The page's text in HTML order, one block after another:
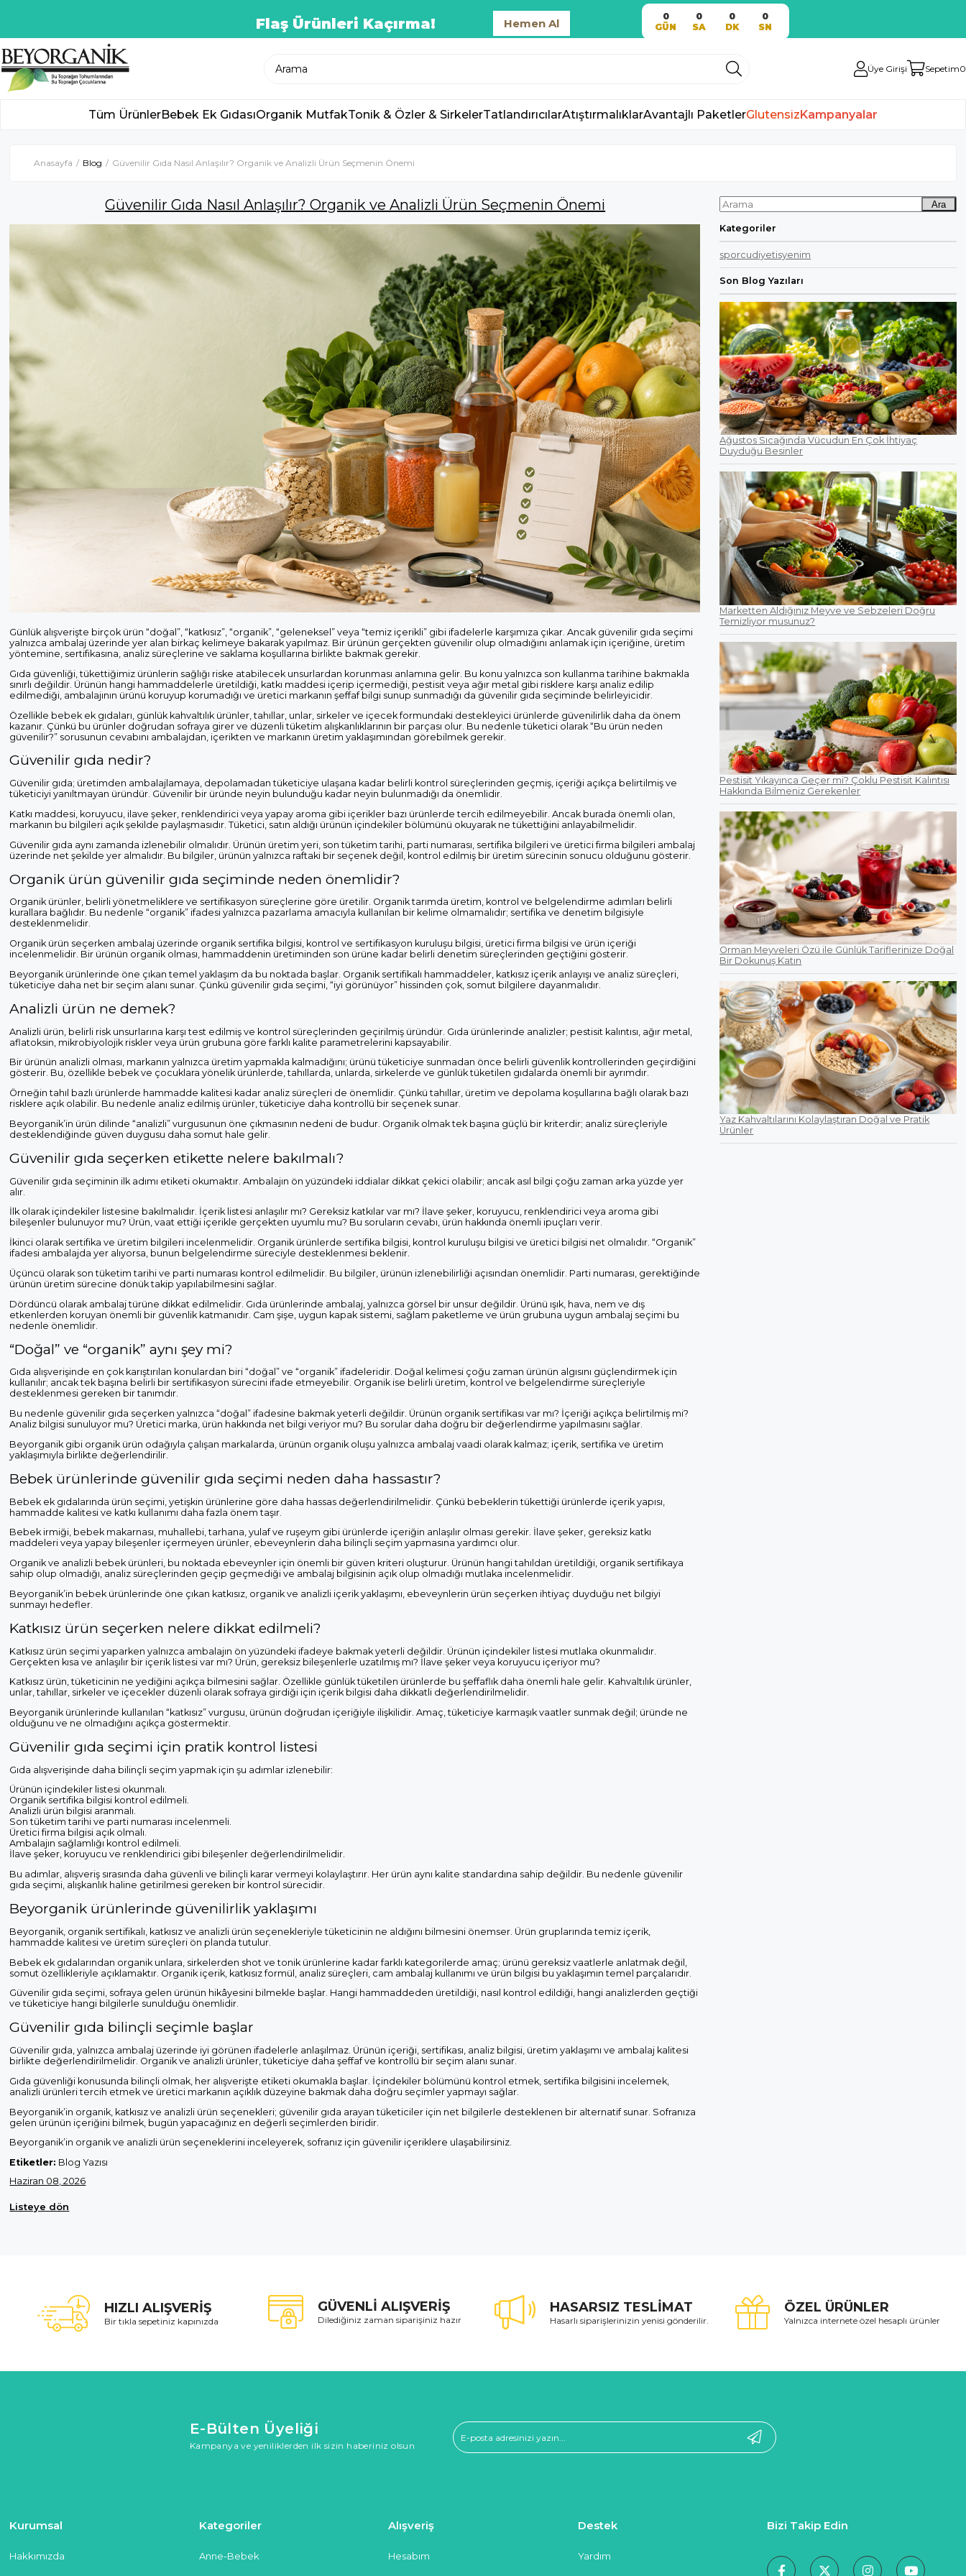
Flaş Ürünleri Kaçırma! Hemen Al
0
GÜN
0
SA
0
DK
0
SN
Üye Girişi Sepetim0
Tüm ÜrünlerBebek Ek GıdasıOrganik MutfakTonik & Özler & SirkelerTatlandırıcılarAtıştırmalıklarAvantajlı PaketlerGlutensizKampanyalar
Anasayfa Blog Güvenilir Gıda Nasıl Anlaşılır? Organik ve Analizli Ürün Seçmenin Önemi
Güvenilir Gıda Nasıl Anlaşılır? Organik ve Analizli Ürün Seçmenin Önemi
Günlük alışverişte birçok ürün “doğal”, “katkısız”, “organik”, “geleneksel” veya “temiz içerikli” gibi ifadelerle karşımıza çıkar. Ancak güvenilir gıda seçimi
yalnızca ambalaj üzerinde yer alan birkaç kelimeye bakarak yapılmaz. Bir ürünün gerçekten güvenilir olup olmadığını anlamak için içeriğine, üretim
yöntemine, sertifikasına, analiz süreçlerine ve saklama koşullarına birlikte bakmak gerekir.
Gıda güvenliği, tükettiğimiz ürünlerin sağlığı riske atabilecek unsurlardan korunması anlamına gelir. Bu konu yalnızca son kullanma tarihine bakmakla
sınırlı değildir. Ürünün hangi hammaddelerle üretildiği, katkı maddesi içerip içermediği, pestisit veya ağır metal gibi risklere karşı analiz edilip
edilmediği, ambalajının ürünü koruyup korumadığı ve üretici markanın şeffaf bilgi sunup sunmadığı da güvenilir gıda seçiminde belirleyicidir.
Özellikle bebek ek gıdaları, günlük kahvaltılık ürünler, tahıllar, unlar, sirkeler ve içecek formundaki destekleyici ürünlerde güvenilirlik daha da önem
kazanır. Çünkü bu ürünler doğrudan sofraya girer ve düzenli tüketim alışkanlıklarının bir parçası olur. Bu nedenle tüketici olarak “Bu ürün neden
güvenilir?” sorusunun cevabını ambalajdan, içerikten ve markanın üretim yaklaşımından görebilmek gerekir.
Güvenilir gıda nedir?
Güvenilir gıda; üretimden ambalajlamaya, depolamadan tüketiciye ulaşana kadar belirli kontrol süreçlerinden geçmiş, içeriği açıkça belirtilmiş ve
tüketiciyi yanıltmayan üründür. Güvenilir bir üründe neyin bulunduğu kadar neyin bulunmadığı da önemlidir.
Katkı maddesi, koruyucu, ilave şeker, renklendirici veya yapay aroma gibi içerikler bazı ürünlerde tercih edilmeyebilir. Ancak burada önemli olan,
markanın bu bilgileri açık şekilde paylaşmasıdır. Tüketici, satın aldığı ürünün içindekiler bölümünü okuyarak ne tükettiğini anlayabilmelidir.
Güvenilir gıda aynı zamanda izlenebilir olmalıdır. Ürünün üretim yeri, son tüketim tarihi, parti numarası, sertifika bilgileri ve üretici firma bilgileri ambalaj
üzerinde net şekilde yer almalıdır. Bu bilgiler, ürünün yalnızca raftaki bir seçenek değil, kontrol edilmiş bir üretim sürecinin sonucu olduğunu gösterir.
Organik ürün güvenilir gıda seçiminde neden önemlidir?
Organik ürünler, belirli yönetmeliklere ve sertifikasyon süreçlerine göre üretilir. Organik tarımda üretim, kontrol ve belgelendirme adımları belirli
kurallara bağlıdır. Bu nedenle “organik” ifadesi yalnızca pazarlama amacıyla kullanılan bir kelime olmamalıdır; sertifika ve denetim bilgisiyle
desteklenmelidir.
Organik ürün seçerken ambalaj üzerinde organik sertifika bilgisi, kontrol ve sertifikasyon kuruluşu bilgisi, üretici firma bilgisi ve ürün içeriği
incelenmelidir. Bir ürünün organik olması, hammaddenin üretiminden son ürüne kadar belirli denetim süreçlerinden geçtiğini gösterir.
Beyorganik ürünlerinde öne çıkan temel yaklaşım da bu noktada başlar. Organik sertifikalı hammaddeler, katkısız içerik anlayışı ve analiz süreçleri,
tüketiciye daha net bir seçim alanı sunar. Çünkü güvenilir gıda seçimi, “iyi görünüyor” hissinden çok, somut bilgilere dayanmalıdır.
Analizli ürün ne demek?
Analizli ürün, belirli risk unsurlarına karşı test edilmiş ve kontrol süreçlerinden geçirilmiş üründür. Gıda ürünlerinde analizler; pestisit kalıntısı, ağır metal,
aflatoksin, mikrobiyolojik riskler veya ürün grubuna göre farklı kalite parametrelerini kapsayabilir.
Bir ürünün analizli olması, markanın yalnızca üretim yapmakla kalmadığını; ürünü tüketiciye sunmadan önce belirli güvenlik kontrollerinden geçirdiğini
gösterir. Bu, özellikle bebek ve çocuklara yönelik ürünlerde, tahıllarda, unlarda, sirkelerde ve günlük tüketilen gıdalarda önemli bir ayrımdır.
Örneğin tahıl bazlı ürünlerde hammadde kalitesi kadar analiz süreçleri de önemlidir. Çünkü tahıllar, üretim ve depolama koşullarına bağlı olarak bazı
risklere açık olabilir. Bu nedenle analiz edilmiş ürünler, tüketiciye daha kontrollü bir seçenek sunar.
Beyorganik’in ürün dilinde “analizli” vurgusunun öne çıkmasının nedeni de budur. Organik olmak tek başına güçlü bir kriterdir; analiz süreçleriyle
desteklendiğinde güven duygusu daha somut hale gelir.
Güvenilir gıda seçerken etikette nelere bakılmalı?
Güvenilir gıda seçiminin ilk adımı etiketi okumaktır. Ambalajın ön yüzündeki iddialar dikkat çekici olabilir; ancak asıl bilgi çoğu zaman arka yüzde yer
alır.
İlk olarak içindekiler listesine bakılmalıdır. İçerik listesi anlaşılır mı? Gereksiz katkılar var mı? İlave şeker, koruyucu, renklendirici veya aroma gibi
bileşenler bulunuyor mu? Ürün, vaat ettiği içerikle gerçekten uyumlu mu? Bu soruların cevabı, ürün hakkında önemli ipuçları verir.
İkinci olarak sertifika ve üretim bilgileri incelenmelidir. Organik ürünlerde sertifika bilgisi, kontrol kuruluşu bilgisi ve üretici bilgisi net olmalıdır. “Organik”
ifadesi ambalajda yer alıyorsa, bunun belgelendirme süreciyle desteklenmesi beklenir.
Üçüncü olarak son tüketim tarihi ve parti numarası kontrol edilmelidir. Bu bilgiler, ürünün izlenebilirliği açısından önemlidir. Parti numarası, gerektiğinde
ürünün üretim sürecine dönük takip yapılabilmesini sağlar.
Dördüncü olarak ambalaj türüne dikkat edilmelidir. Gıda ürünlerinde ambalaj, yalnızca görsel bir unsur değildir. Ürünü ışık, hava, nem ve dış
etkenlerden koruyan önemli bir güvenlik katmanıdır. Cam şişe, uygun kapak sistemi, sağlam paketleme ve ürün grubuna uygun ambalaj seçimi bu
nedenle önemlidir.
“Doğal” ve “organik” aynı şey mi?
Gıda alışverişinde en çok karıştırılan konulardan biri “doğal” ve “organik” ifadeleridir. Doğal kelimesi çoğu zaman ürünün algısını güçlendirmek için
kullanılır; ancak tek başına belirli bir sertifikasyon sürecini ifade etmeyebilir. Organik ise belirli üretim, kontrol ve belgelendirme süreçleriyle
desteklenmesi gereken bir tanımdır.
Bu nedenle güvenilir gıda seçerken yalnızca “doğal” ifadesine bakmak yeterli değildir. Ürünün organik sertifikası var mı? İçeriği açıkça belirtilmiş mi?
Analiz bilgisi sunuluyor mu? Üretici marka, ürün hakkında net bilgi veriyor mu? Bu sorular daha doğru bir değerlendirme yapılmasını sağlar.
Beyorganik gibi organik ürün odağıyla çalışan markalarda, ürünün organik oluşu yalnızca ambalaj vaadi olarak kalmaz; içerik, sertifika ve üretim
yaklaşımıyla birlikte değerlendirilir.
Bebek ürünlerinde güvenilir gıda seçimi neden daha hassastır?
Bebek ek gıdalarında ürün seçimi, yetişkin ürünlerine göre daha hassas değerlendirilmelidir. Çünkü bebeklerin tükettiği ürünlerde içerik yapısı,
hammadde kalitesi ve katkı kullanımı daha fazla önem taşır.
Bebek irmiği, bebek makarnası, muhallebi, tarhana, yulaf ve ruşeym gibi ürünlerde içeriğin anlaşılır olması gerekir. İlave şeker, gereksiz katkı
maddeleri veya yapay bileşenler içermeyen ürünler, ebeveynlerin daha bilinçli seçim yapmasına yardımcı olur.
Organik ve analizli bebek ürünleri, bu noktada ebeveynler için önemli bir güven kriteri oluşturur. Ürünün hangi tahıldan üretildiği, organik sertifikaya
sahip olup olmadığı, analiz süreçlerinden geçip geçmediği ve ambalaj bilgisinin açık olup olmadığı mutlaka incelenmelidir.
Beyorganik’in bebek ürünlerinde öne çıkan katkısız, organik ve analizli içerik yaklaşımı, ebeveynlerin ürün seçerken ihtiyaç duyduğu net bilgiyi
sunmayı hedefler.
Katkısız ürün seçerken nelere dikkat edilmeli?
Katkısız ürün seçimi yaparken yalnızca ambalajın ön yüzündeki ifadeye bakmak yeterli değildir. Ürünün içindekiler listesi mutlaka okunmalıdır.
Gerçekten kısa ve anlaşılır bir içerik listesi var mı? Ürün, gereksiz bileşenlerle uzatılmış mı? İlave şeker veya koruyucu içeriyor mu?
Katkısız ürün, tüketicinin ne yediğini açıkça bilmesini sağlar. Özellikle günlük tüketilen ürünlerde bu şeffaflık daha önemli hale gelir. Kahvaltılık ürünler,
unlar, tahıllar, sirkeler ve içecekler düzenli olarak sofraya girdiği için içerik bilgisi daha dikkatli değerlendirilmelidir.
Beyorganik ürünlerinde kullanılan “katkısız” vurgusu, ürünün doğrudan içeriğiyle ilişkilidir. Amaç, tüketiciye karmaşık vaatler sunmak değil; üründe ne
olduğunu ve ne olmadığını açıkça göstermektir.
Güvenilir gıda seçimi için pratik kontrol listesi
Gıda alışverişinde daha bilinçli seçim yapmak için şu adımlar izlenebilir:
Ürünün içindekiler listesi okunmalı.
Organik sertifika bilgisi kontrol edilmeli.
Analizli ürün bilgisi aranmalı.
Son tüketim tarihi ve parti numarası incelenmeli.
Üretici firma bilgisi açık olmalı.
Ambalajın sağlamlığı kontrol edilmeli.
İlave şeker, koruyucu ve renklendirici gibi bileşenler değerlendirilmelidir.
Bu adımlar, alışveriş sırasında daha güvenli ve bilinçli karar vermeyi kolaylaştırır. Her ürün aynı kalite standardına sahip değildir. Bu nedenle güvenilir
gıda seçimi, alışkanlık haline getirilmesi gereken bir kontrol sürecidir.
Beyorganik ürünlerinde güvenilirlik yaklaşımı
Beyorganik, organik sertifikalı, katkısız ve analizli ürün seçenekleriyle tüketicinin ne aldığını bilmesini önemser. Ürün gruplarında temiz içerik,
hammadde kalitesi ve üretim süreçleri ön planda tutulur.
Bebek ek gıdalarından organik unlara, sirkelerden shot ve tonik ürünlerine kadar farklı kategorilerde amaç; ürünü gereksiz vaatlerle anlatmak değil,
somut özellikleriyle açıklamaktır. Organik içerik, katkısız formül, analiz süreçleri, cam ambalaj kullanımı ve ürün bilgisi bu yaklaşımın temel parçalarıdır.
Güvenilir gıda seçimi, sofraya gelen ürünün hikâyesini bilmekle başlar. Hangi hammaddeden üretildiği, nasıl kontrol edildiği, hangi analizlerden geçtiği
ve tüketiciye hangi bilgilerle sunulduğu önemlidir.
Güvenilir gıda bilinçli seçimle başlar
Güvenilir gıda, yalnızca ambalaj üzerinde iyi görünen ifadelerle anlaşılmaz. Ürünün içeriği, sertifikası, analiz bilgisi, üretim yaklaşımı ve ambalaj kalitesi
birlikte değerlendirilmelidir. Organik ve analizli ürünler, tüketiciye daha şeffaf ve kontrollü bir seçim alanı sunar.
Gıda güvenliği konusunda bilinçli olmak, her alışverişte etiketi okumakla başlar. İçindekiler bölümünü kontrol etmek, sertifika bilgisini incelemek,
analizli ürünleri tercih etmek ve üretici markanın açıklık düzeyine bakmak daha doğru seçimler yapmayı sağlar.
Beyorganik’in organik, katkısız ve analizli ürün seçenekleri; güvenilir gıda arayan tüketiciler için net bilgilerle desteklenen bir alternatif sunar. Sofranıza
gelen ürünün içeriğini bilmek, bugün yapacağınız en değerli seçimlerden biridir.
Beyorganik’in organik ve analizli ürün seçeneklerini inceleyerek, sofranız için güvenilir içeriklere ulaşabilirsiniz.
Etiketler: Blog Yazısı
Haziran 08, 2026
Listeye dön
Ara
Kategoriler
sporcudiyetisyenim
Son Blog Yazıları
Ağustos Sıcağında Vücudun En Çok İhtiyaç
Duyduğu Besinler
Marketten Aldığınız Meyve ve Sebzeleri Doğru
Temizliyor musunuz?
Pestisit Yıkayınca Geçer mi? Çoklu Pestisit Kalıntısı
Hakkında Bilmeniz Gerekenler
Orman Meyveleri Özü ile Günlük Tariflerinize Doğal
Bir Dokunuş Katın
Yaz Kahvaltılarını Kolaylaştıran Doğal ve Pratik
Ürünler
HIZLI ALIŞVERİŞ
Bir tıkla sepetiniz kapınızda
GÜVENLİ ALIŞVERİŞ
Dilediğiniz zaman siparişiniz hazır
HASARSIZ TESLİMAT
Hasarlı siparişlerinizin yenisi gönderilir.
ÖZEL ÜRÜNLER
Yalnızca internete özel hesaplı ürünler
E-Bülten Üyeliği
Kampanya ve yeniliklerden ilk sizin haberiniz olsun
Kurumsal
Hakkımızda
Kategoriler
Anne-Bebek
Alışveriş
Hesabım
Destek
Yardım
Bizi Takip Edin